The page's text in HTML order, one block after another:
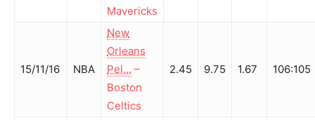
Mavericks
15/11/16 NBA
New
Orleans
Pel… –
Boston
Celtics
2.45 9.75 1.67 106:105